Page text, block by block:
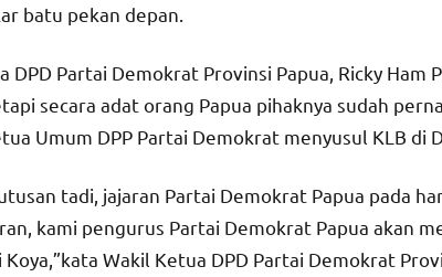
batu pekan depan.
DPD Partai Demokrat Provinsi Papua, Ricky Ham
secara adat orang Papua pihaknya sudah
Umum DPP Partai Demokrat menyusul KLB di
tadi, jajaran Partai Demokrat Papua pada
kami pengurus Partai Demokrat Papua akan
Wakil Ketua DPD Partai Demokrat